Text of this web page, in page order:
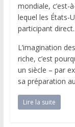
mondiale, c’est-
lequel les États-
participant direct.
L’imagination
riche, c’est
un siècle – par
sa préparation
Lire la suite